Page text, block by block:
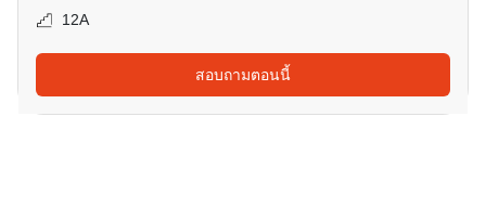
12A
สอบถามตอนนี้